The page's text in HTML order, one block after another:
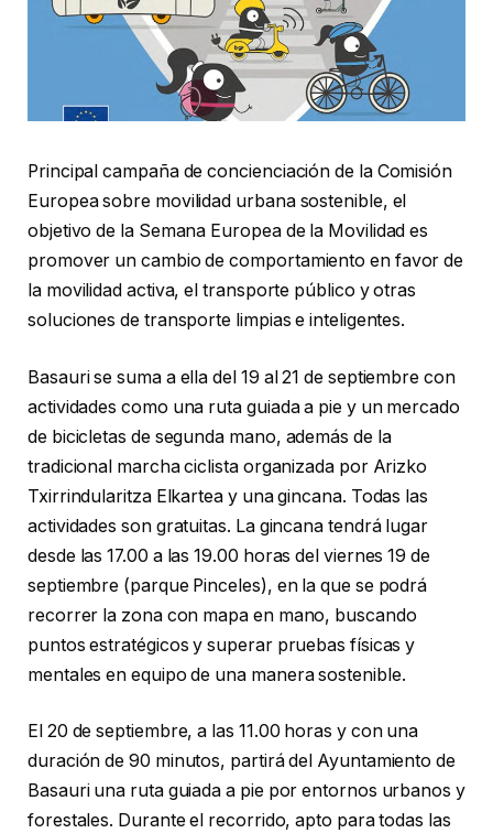
Principal campaña de concienciación de la Comisión
Europea sobre movilidad urbana sostenible, el
objetivo de la Semana Europea de la Movilidad es
promover un cambio de comportamiento en favor de
la movilidad activa, el transporte público y otras
soluciones de transporte limpias e inteligentes.
Basauri se suma a ella del 19 al 21 de septiembre con
actividades como una ruta guiada a pie y un mercado
de bicicletas de segunda mano, además de la
tradicional marcha ciclista organizada por Arizko
Txirrindularitza Elkartea y una gincana. Todas las
actividades son gratuitas. La gincana tendrá lugar
desde las 17.00 a las 19.00 horas del viernes 19 de
septiembre (parque Pinceles), en la que se podrá
recorrer la zona con mapa en mano, buscando
puntos estratégicos y superar pruebas físicas y
mentales en equipo de una manera sostenible.
El 20 de septiembre, a las 11.00 horas y con una
duración de 90 minutos, partirá del Ayuntamiento de
Basauri una ruta guiada a pie por entornos urbanos y
forestales. Durante el recorrido, apto para todas las